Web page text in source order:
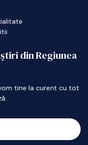
din Regiunea
tine la curent cu tot